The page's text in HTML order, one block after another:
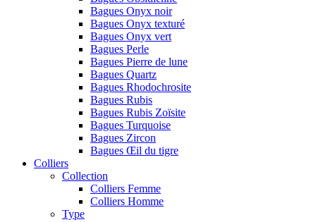
Bagues Onyx noir
Bagues Onyx texturé
Bagues Onyx vert
Bagues Perle
Bagues Pierre de lune
Bagues Quartz
Bagues Rhodochrosite
Bagues Rubis
Bagues Rubis Zoïsite
Bagues Turquoise
Bagues Zircon
Bagues Œil du tigre
Colliers
Collection
Colliers Femme
Colliers Homme
Type